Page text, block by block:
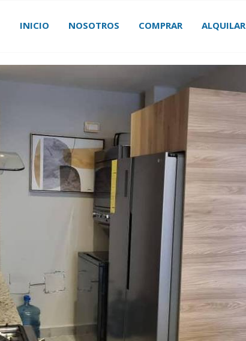
INICIO NOSOTROS COMPRAR ALQUILAR